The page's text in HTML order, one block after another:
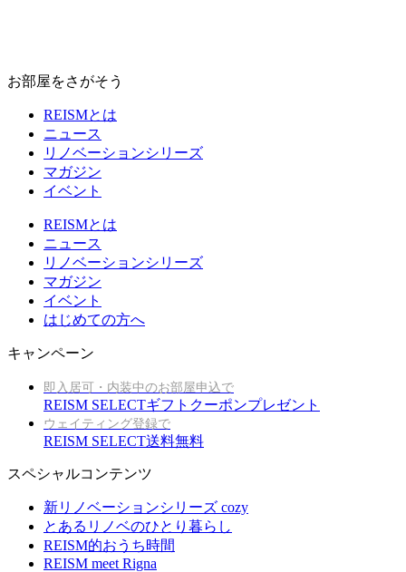
お部屋をさがそう
REISMとは
ニュース
リノベーションシリーズ
マガジン
イベント
REISMとは
ニュース
リノベーションシリーズ
マガジン
イベント
はじめての方へ
キャンペーン
即入居可・内装中のお部屋申込で
REISM SELECTギフトクーポンプレゼント
ウェイティング登録で
REISM SELECT送料無料
スペシャルコンテンツ
新リノベーションシリーズ cozy
とあるリノベのひとり暮らし
REISM的おうち時間
REISM meet Rigna